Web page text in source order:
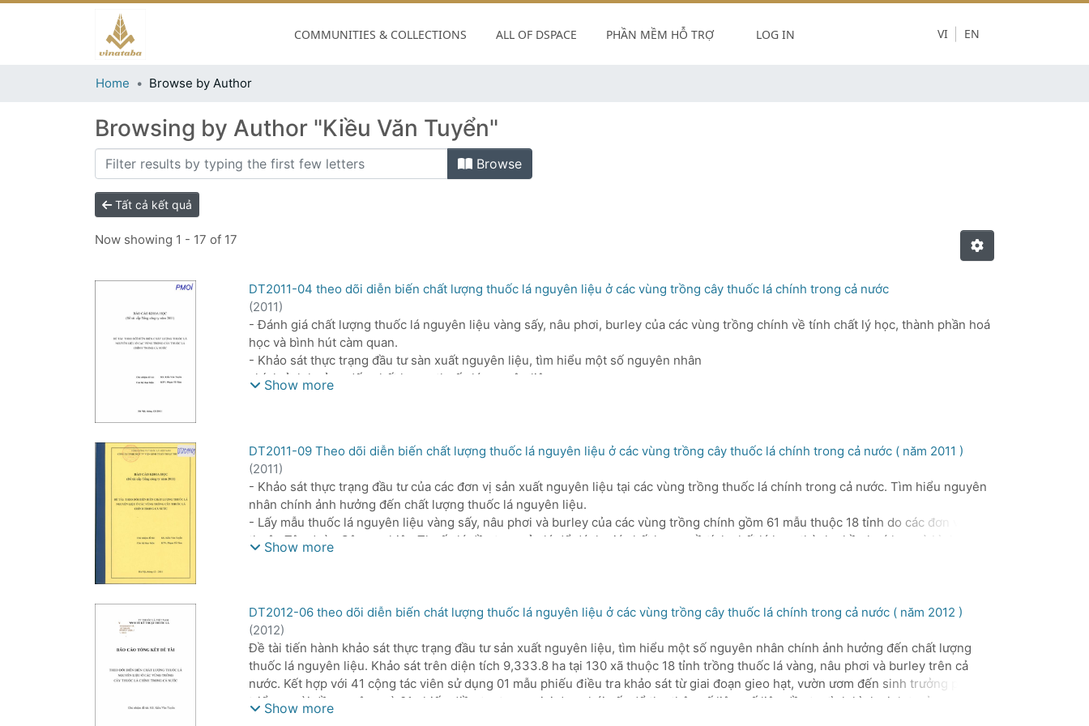
COMMUNITIES & COLLECTIONS ALL OF DSPACE PHẦN MỀM HỖ TRỢ LOG IN EN
VI
Home Browse by Author
Browsing by Author "Kiều Văn Tuyển"
Browse
Tất cả kết quả
Now showing 1 - 17 of 17
DT2011-04 theo dõi diễn biến chất lượng thuốc lá nguyên liệu ở các vùng trồng cây thuốc lá chính trong cả nước
(2011)
- Đánh giá chất lượng thuốc lá nguyên liệu vàng sấy, nâu phơi, burley của các vùng trồng chính về tính chất lý học, thành phần hoá
học và bình hút càm quan.
- Khảo sát thực trạng đầu tư sàn xuất nguyên liệu, tìm hiểu một số nguyên nhân
chính ảnh hưởng đến chất lượng thuốc lá nguyên liệu.
Nội dung thực hiện
- Lấy mẫu thuốc lá nguyên liệu vàng sấy, nâu phơi và burley của các vùng trồng
chính gồm 61 mẫu thuộc 18 tỉnh do các đơn vị thuộc TCT đầu tư, quản lý để đánh giá chất lượng về tính chất lý học, thành phần hoá
học và bình hút cảm quan. So sánh chất lượng nguyên liệu với các năm liền kề.
- Thông báo chất lượng thuốc lá nguyên liệu của các vùng trồng cho các đơn vị
sản xuất thuốc lá nguyên liệu và các công ty sản xuất thuốc điếu.
Show more
DT2011-09 Theo dõi diễn biến chất lượng thuốc lá nguyên liệu ở các vùng trồng cây thuốc lá chính trong cả nước ( năm 2011 )
(2011)
- Khảo sát thực trạng đầu tư của các đơn vị sản xuất nguyên liệu tại các vùng trồng thuốc lá chính trong cả nước. Tìm hiểu nguyên
nhân chính ảnh hưởng đến chất lượng thuốc lá nguyên liệu.
- Lấy mẫu thuốc lá nguyên liệu vàng sấy, nâu phơi và burley của các vùng trồng chính gồm 61 mẫu thuộc 18 tỉnh do các đơn vị
thuộc Tập đoàn Công nghiệp Thuốc lá đầu tư, quản lý để đánh giá chất lượng về tính chất lý học, thành phần hoá học và bình hút
cảm quan. So sánh chất lượng nguyên liệu với các năm liền kề.
Show more
DT2012-06 theo dõi diễn biến chát lượng thuốc lá nguyên liệu ở các vùng trồng cây thuốc lá chính trong cả nước ( năm 2012 )
(2012)
Đề tài tiến hành khảo sát thực trạng đầu tư sản xuất nguyên liệu, tìm hiểu một số nguyên nhân chính ảnh hưởng đến chất lượng
thuốc lá nguyên liệu. Khảo sát trên diện tích 9,333.8 ha tại 130 xã thuộc 18 tỉnh trồng thuốc lá vàng, nâu phơi và burley trên cả
nước. Kết hợp với 41 cộng tác viên sử dụng 01 mẫu phiếu điều tra khảo sát từ giai đoạn gieo hạt, vườn ươm đến sinh trưởng phát
triển ngoài đồng ruộng và 01 phiếu điều tra trong giai đoạn hái sấy để thu thập số liệu, số liệu đầu tư, tình hình sinh trưởng phát
Show more